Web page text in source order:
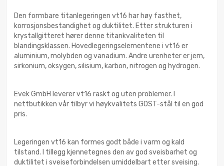
Den formbare titanlegeringen vt16 har høy fasthet,
korrosjonsbestandighet og duktilitet. Etter strukturen i
krystallgitteret hører denne titankvaliteten til
blandingsklassen. Hovedlegeringselementene i vt16 er
aluminium, molybden og vanadium. Andre urenheter er jern,
sirkonium, oksygen, silisium, karbon, nitrogen og hydrogen.
Evek GmbH leverer vt16 raskt og uten problemer. I
nettbutikken vår tilbyr vi høykvalitets GOST-stål til en god
pris.
Legeringen vt16 kan formes godt både i varm og kald
tilstand. I tillegg kjennetegnes den av god sveisbarhet og
duktilitet i sveiseforbindelsen umiddelbart etter sveising.